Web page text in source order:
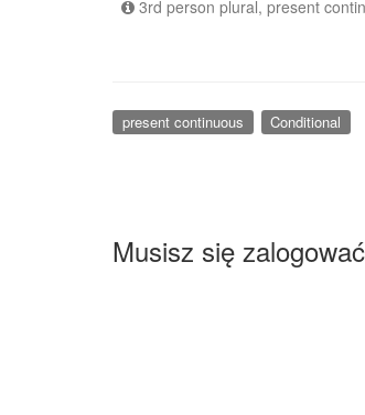
3rd person plural, present
present continuous Conditional
Musisz się